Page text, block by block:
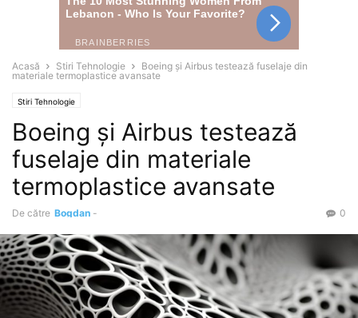
Acasă Stiri Tehnologie
Boeing și Airbus testează fuselaje din
materiale termoplastice avansate
Stiri Tehnologie
Boeing și Airbus testează
fuselaje din materiale
termoplastice avansate
De către Bogdan - 0